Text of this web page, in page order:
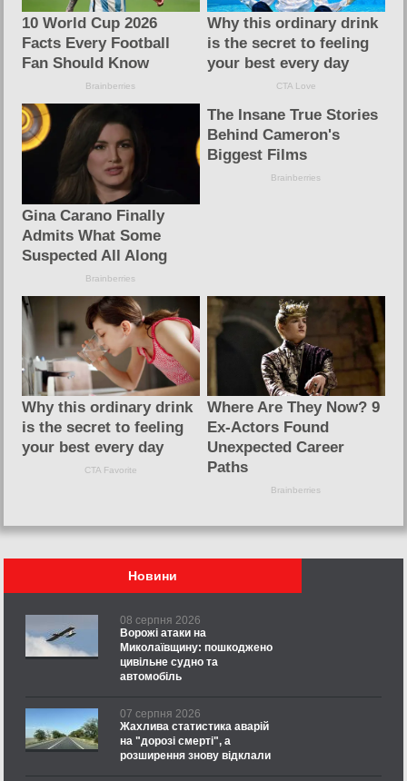
Новини
08 серпня 2026
Ворожі атаки на
Миколаївщину: пошкоджено
цивільне судно та
автомобіль
07 серпня 2026
Жахлива статистика аварій
на "дорозі смерті", а
розширення знову відклали